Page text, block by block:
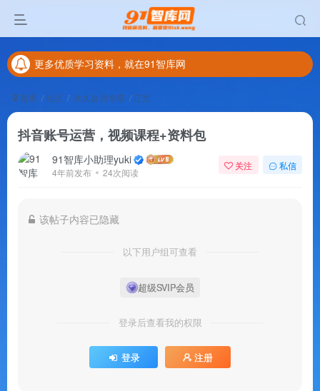
更多优质学习资料，就在91智库网
本区域所有资源免费开放给本站用户下载学习
更多优质学习资料，就在91智库网
首页 社区 永久会员专享 正文
抖音账号运营，视频课程+资料包
91智库小助理yuki
4年前发布 24次阅读
关注 私信
该帖子内容已隐藏
以下用户组可查看
超级SVIP会员
登录后查看我的权限
登录 注册